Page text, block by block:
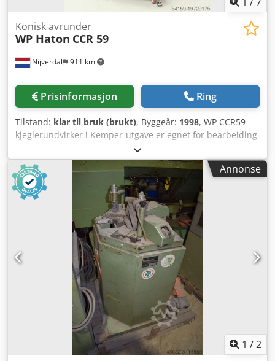
Nijverdal 911 km
Konisk avrunder
WP Haton CCR 59
Prisinformasjon Ring
Tilstand: klar til bruk (brukt), Byggeår: 1998, WP CCR59
kjeglerundvirker i Kemper-utgave er egnet for bearbeiding
av alle deigtyper, slik som hvetedeig, hveteblandingsdeig,
rugblandingsdeig og kornedeig. Deigemnene mates inn i
maskinens sylinderdel med justerbar renne, og gjennom
kjeglens rotasjon føres de via spesialformede renner
oppover og rundvirkes. Teflonbelegget på rennen og
kjeglen forhindrer at deigemnene kleber seg fast og
minimerer smule­dannelse. Årsmodell: 1998 Type: M2
Vektområde: 300–1700 g Kapasitet: maks. 5000 stk per time
Varmluft- og kaldluftblåser Kjegle (konisk og sylindrisk av
støpejern), teflonbelagt Rennene av aluminiumsstøpegods,
inn- og utvendig teflonbelagt Kjegle med hodeopplagring
Ramme av rustfritt stål, forniklet Kledning av børstet
rustfritt stål Understell i nikkelbelagt stål med 4 hjul og
låsetapper Chjdpfxew Ic E Dj Aknoa Med styreskap
Annonse
1 /2